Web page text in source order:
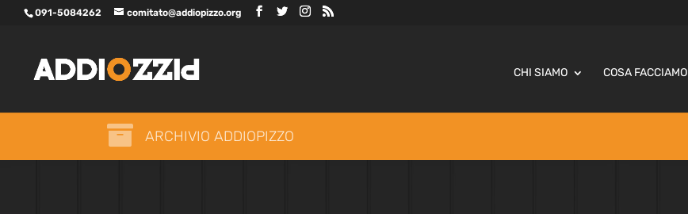
091-5084262 comitato@addiopizzo.org
CHI SIAMO COSA FACCIAMO
 ARCHIVIO ADDIOPIZZO